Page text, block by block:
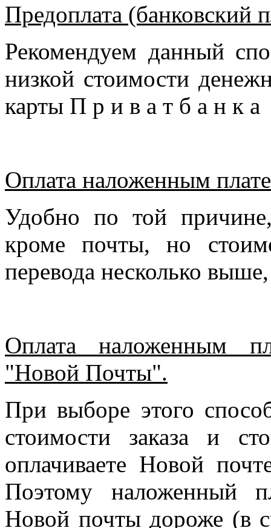
Предоплата (банковский
Рекомендуем данный
низкой стоимости
карты П р и в а т б а н к
Оплата наложенным
Удобно по той
кроме почты, но
перевода несколько
Оплата наложенным
"Новой Почты".
При выборе этого
стоимости заказа и
оплачиваете Новой
Поэтому наложенный
Новой почты дороже (в